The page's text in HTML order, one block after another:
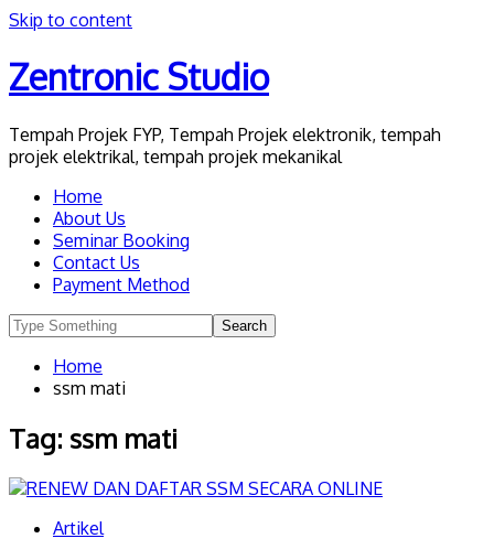
Skip to content
Zentronic Studio
Tempah Projek FYP, Tempah Projek elektronik, tempah
projek elektrikal, tempah projek mekanikal
Home
About Us
Seminar Booking
Contact Us
Payment Method
Home
ssm mati
Tag: ssm mati
Artikel